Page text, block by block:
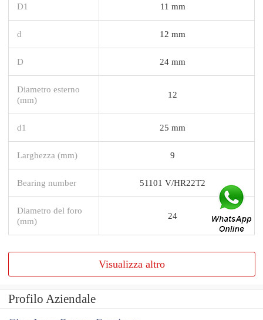
D1 11 mm
d 12 mm
D 24 mm
Diametro esterno
(mm)
12
d1 25 mm
Larghezza (mm) 9
Bearing number 51101 V/HR22T2
Diametro del foro
(mm)
24
Visualizza altro
Profilo Aziendale